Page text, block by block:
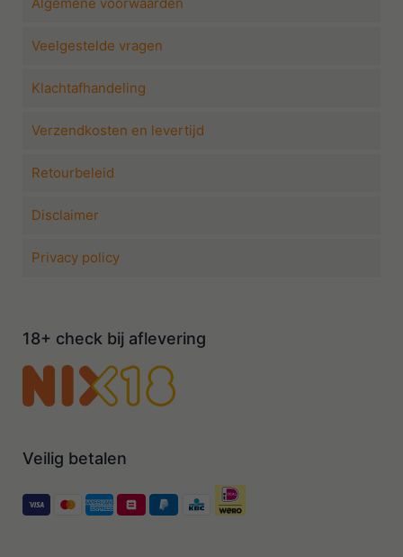
Veelgestelde vragen
Klachtafhandeling
Verzendkosten en levertijd
Retourbeleid
Disclaimer
Privacy policy
18+ check bij aflevering
Veilig betalen